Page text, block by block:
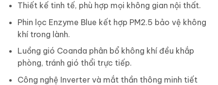
Thiết kế tinh tế, phù hợp mọi không gian nội thất.
Phin lọc Enzyme Blue kết hợp PM2.5 bảo vệ không
khí trong lành.
Luồng gió Coanda phân bổ không khí đều khắp
phòng, tránh gió thổi trực tiếp.
Công nghệ Inverter và mắt thần thông minh tiết